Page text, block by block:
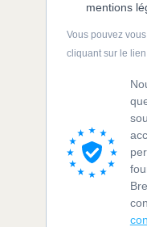
mentions
Vous pouvez
cliquant sur le